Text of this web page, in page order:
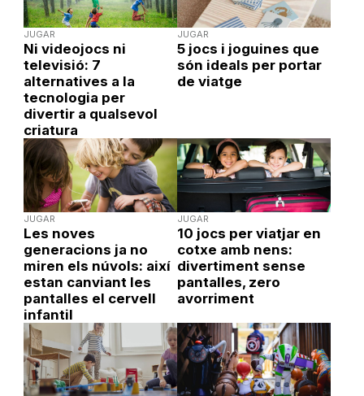
JUGAR
Ni videojocs ni
televisió: 7
alternatives a la
tecnologia per
divertir a qualsevol
criatura
JUGAR
5 jocs i joguines que
són ideals per portar
de viatge
JUGAR
Les noves
generacions ja no
miren els núvols: així
estan canviant les
pantalles el cervell
infantil
JUGAR
10 jocs per viatjar en
cotxe amb nens:
divertiment sense
pantalles, zero
avorriment